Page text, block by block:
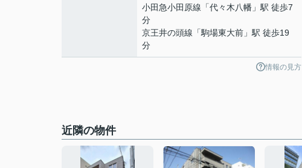
小田急小田原線 「代々木八幡 」駅 徒歩7
分
京王井の頭線 「駒場東大前 」駅 徒歩19
分
情報の見方
近隣の物件